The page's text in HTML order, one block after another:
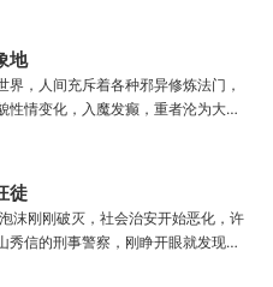
甚至还能遮住光！”“我们从不敲诈勒
每一分钱，在良心上都能过的去。”如
房门，他们要么为你带来我的问候，
灭。至于你会得到什么，这要看你怎
地
界，人间充斥着各种邪异修炼法门，
性情变化，入魔发癫，重者沦为大
穿越而来，意外得到一本大药功法
胎换骨，玉剑指路，洞穿一切。后来
怀揣“达者兼济天下”的理念，段云
谁曾想……“段魔头误我！他告诉我这
只能蹲着尿尿，呜呜......”“这本《七
的我，我如今不是被杀就是踩屎，神
徒
沫刚刚破灭，社会治安开始恶化，许
秀信的刑事警察，刚睁开眼就发现自
世纪初有权威杂志称：从90年代开